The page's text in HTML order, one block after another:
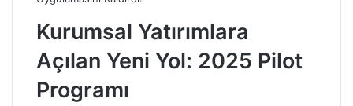
Kurumsal Yatırımlara
Açılan Yeni Yol: 2025 Pilot
Programı